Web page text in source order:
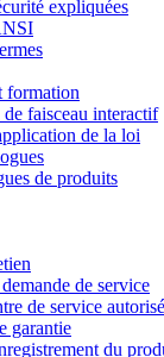
expliquées
formation
faisceau interactif
de la loi
de produits
de service
de service autorisé
garantie
du